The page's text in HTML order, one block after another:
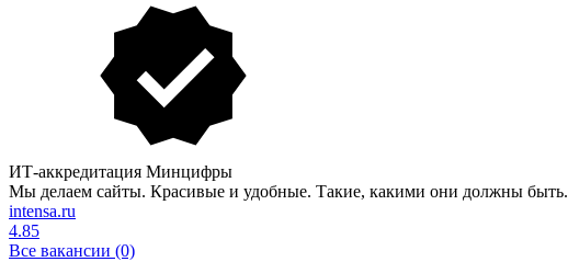
ИТ-аккредитация Минцифры
Мы делаем сайты. Красивые и удобные. Такие, какими они должны быть.
intensa.ru
4.85
Все вакансии (0)